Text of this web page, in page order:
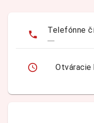
Telefónne
—
Otváracie